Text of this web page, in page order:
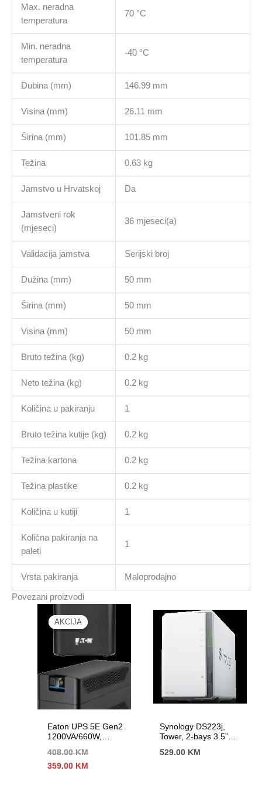
Max. neradna
temperatura
70 °C
Min. neradna
temperatura
-40 °C
Dubina (mm) 146.99 mm
Visina (mm) 26.11 mm
Širina (mm) 101.85 mm
Težina 0.63 kg
Jamstvo u Hrvatskoj Da
Jamstveni rok
(mjeseci)
36 mjeseci(a)
Validacija jamstva Serijski broj
Dužina (mm) 50 mm
Širina (mm) 50 mm
Visina (mm) 50 mm
Bruto težina (kg) 0.2 kg
Neto težina (kg) 0.2 kg
Količina u pakiranju 1
Bruto težina kutije (kg) 0.2 kg
Težina kartona 0.2 kg
Težina plastike 0.2 kg
Količina u kutiji 1
Količna pakiranja na
paleti
1
Vrsta pakiranja Maloprodajno
Povezani proizvodi
AKCIJA
AKCIJA
Eaton UPS 5E Gen2
1200VA/660W,
Interactive, 6 x IEC
C13 Outputs; 1 USB
408.00KM
Izvorna
359.00 KM
Synology DS223j,
Tower, 2-bays 3.5”
4-core 1.7 GHz; 1 GB
529.00 KM